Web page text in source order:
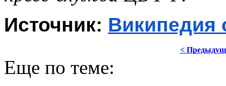
Источник: Википедия
<
Еще по теме: